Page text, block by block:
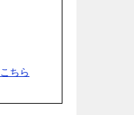
こちら